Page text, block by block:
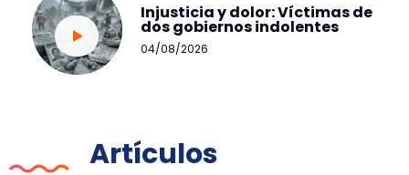
Injusticia y dolor: Víctimas de
dos gobiernos indolentes
04/08/2026
Artículos